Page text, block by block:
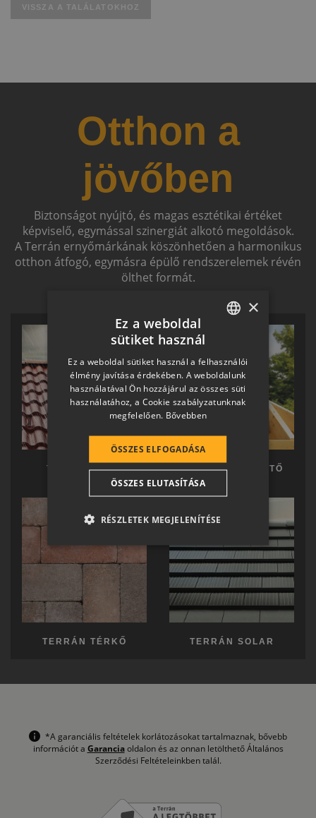
VISSZA A TALÁLATOKHOZ
Otthon a
jövőben
Biztonságot nyújtó, és magas esztétikai értéket
képviselő, egymással szinergiát alkotó megoldások.
A Terrán ernyőmárkának köszönhetően a harmonikus
otthon átfogó, egymásra épülő rendszerelemek révén
ölthet formát.
TERRÁN TETŐ TERRÁN KÉSZTETŐ
TERRÁN TÉRKŐ TERRÁN SOLAR
*A garanciális feltételek korlátozásokat tartalmaznak, bővebb
információt a Garanciaoldalon és az onnan letölthető Általános
Szerződési Feltételeinkben talál.
HUNGARIAN
SLOVAK
GERMAN
ROMANIAN
CROATIAN
SR
RO-HU
ITALIAN
×
Ez a weboldal
sütiket használ
Ez a weboldal sütiket használ a felhasználói
élmény javítása érdekében. A weboldalunk
használatával Ön hozzájárul az összes süti
használatához, a Cookie szabályzatunknak
megfelelően. Bővebben
ÖSSZES ELFOGADÁSA
ÖSSZES ELUTASÍTÁSA
RÉSZLETEK MEGJELENÍTÉSE